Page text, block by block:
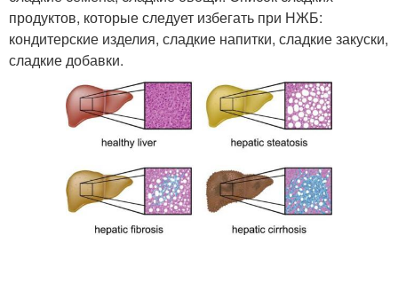
продуктов, которые следует избегать при НЖБ:
кондитерские изделия, сладкие напитки, сладкие закуски,
сладкие добавки.